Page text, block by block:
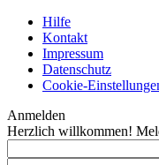
Hilfe
Kontakt
Impressum
Datenschutz
Cookie-
Anmelden
Herzlich willkommen!